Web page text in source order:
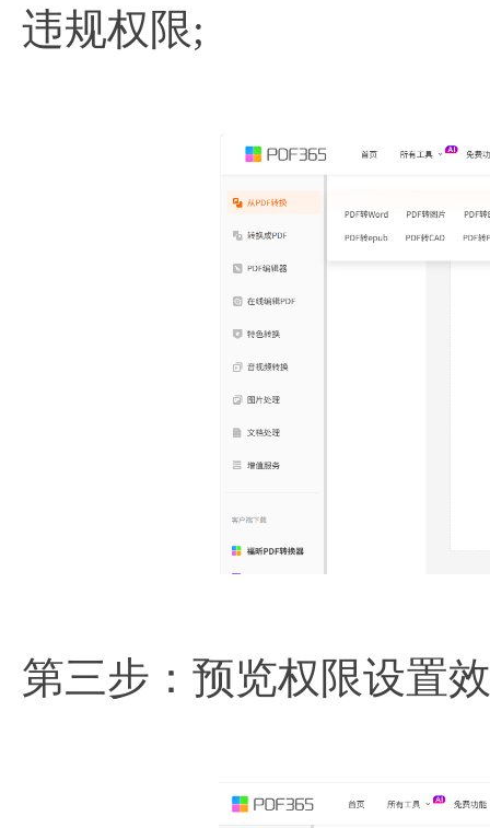
违规权限;
第三步：预览权限设置